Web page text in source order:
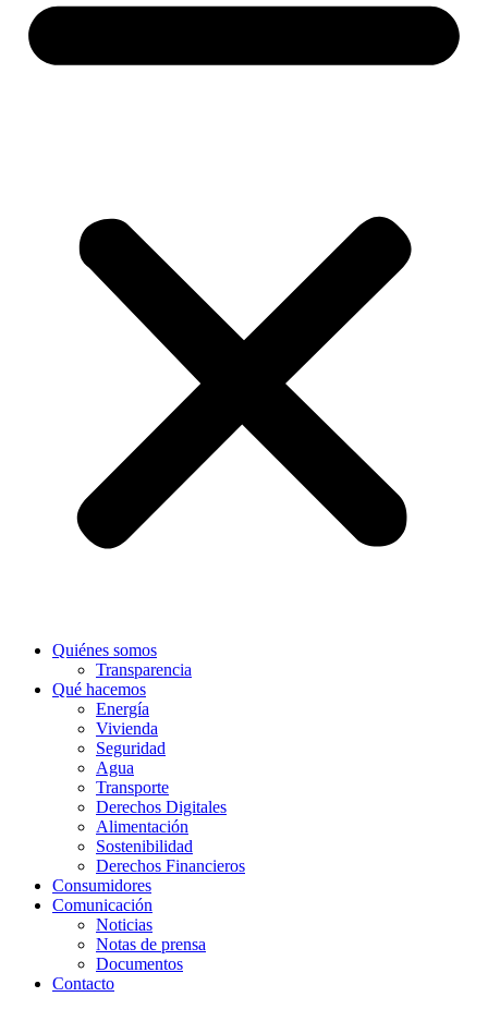
Quiénes somos
Transparencia
Qué hacemos
Energía
Vivienda
Seguridad
Agua
Transporte
Derechos Digitales
Alimentación
Sostenibilidad
Derechos Financieros
Consumidores
Comunicación
Noticias
Notas de prensa
Documentos
Contacto